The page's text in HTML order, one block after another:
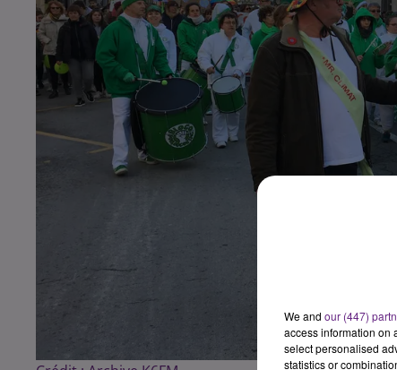
We and our (447)
access information on
select personalised
statistics or